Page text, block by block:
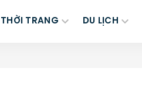
THỜI TRANG DU LỊCH